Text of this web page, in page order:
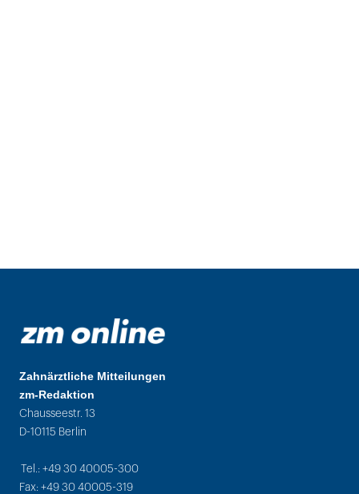
Zahnärztliche Mitteilungen
zm-Redaktion
Chausseestr. 13
D-10115 Berlin
Tel.: +49 30 40005-300
Fax: +49 30 40005-319